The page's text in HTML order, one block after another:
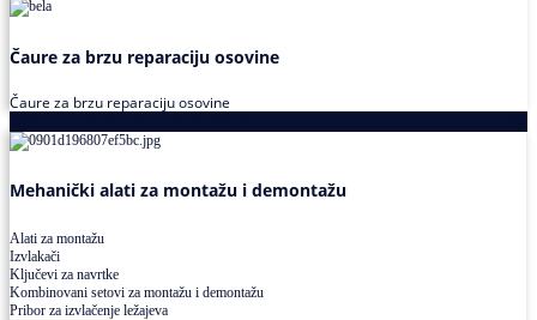
Čaure za brzu reparaciju osovine
Čaure za brzu reparaciju osovine
Mehanički alati za montažu i demontažu
Alati za montažu
Izvlakači
Ključevi za navrtke
Kombinovani setovi za montažu i demontažu
Pribor za izvlačenje ležajeva